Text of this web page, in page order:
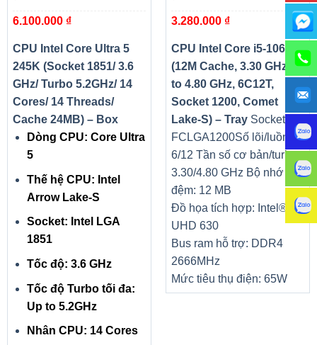
Threads/ Cache 24MB) – Box
6.100.000 ₫
CPU Intel Core Ultra 5
245K (Socket 1851/ 3.6
GHz/ Turbo 5.2GHz/ 14
Cores/ 14 Threads/
Cache 24MB) – Box
Dòng CPU: Core Ultra
5
Thế hệ CPU: Intel
Arrow Lake-S
Socket: Intel LGA
1851
Tốc độ: 3.6 GHz
Tốc độ Turbo tối đa:
Up to 5.2GHz
Nhân CPU: 14 Cores
1200, Comet Lake-S) – Tray
3.280.000 ₫
CPU Intel Core i5-10600
(12M Cache, 3.30 GHz up
to 4.80 GHz, 6C12T,
Socket 1200, Comet
Lake-S) – Tray Socket:
FCLGA1200Số lõi/luồng:
6/12 Tần số cơ bản/turbo:
3.30/4.80 GHz Bộ nhớ
đệm: 12 MB
Đồ họa tích hợp: Intel®
UHD 630
Bus ram hỗ trợ: DDR4
2666MHz
Mức tiêu thụ điện: 65W